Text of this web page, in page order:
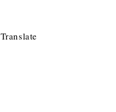
Translate